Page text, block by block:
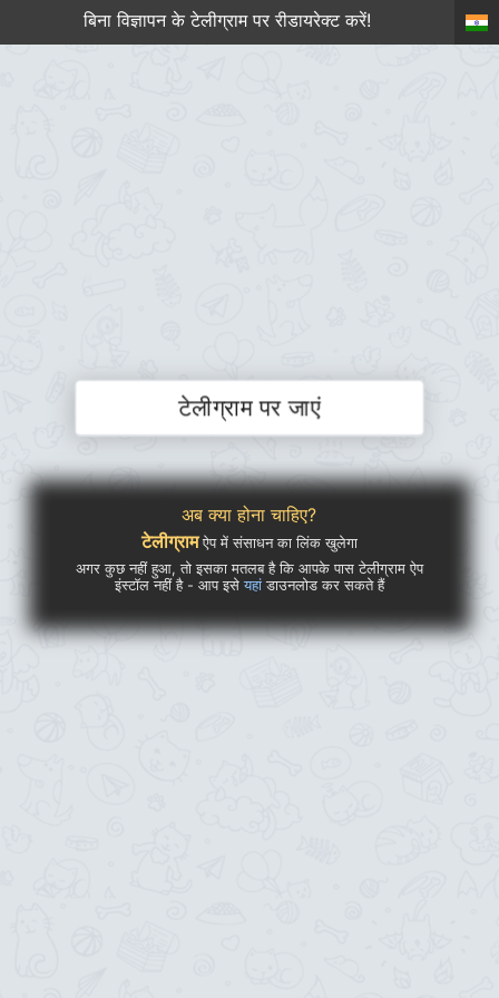
बिना विज्ञापन के टेलीग्राम पर रीडायरेक्ट करें!
टेलीग्राम पर जाएं
अब क्या होना चाहिए?
टेलीग्रामऐप में संसाधन का लिंक खुलेगा
अगर कुछ नहीं हुआ, तो इसका मतलब है कि आपके पास टेलीग्राम ऐप
इंस्टॉल नहीं है - आप इसेयहांडाउनलोड कर सकते हैं